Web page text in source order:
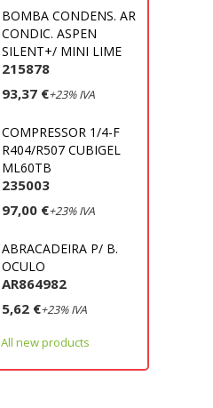
BOMBA CONDENS. AR
CONDIC. ASPEN
SILENT+/ MINI LIME
215878
93,37 €+23% IVA
COMPRESSOR 1/4-F
R404/R507 CUBIGEL
ML60TB
235003
97,00 €+23% IVA
ABRACADEIRA P/ B.
OCULO
AR864982
5,62 €+23% IVA
All new products